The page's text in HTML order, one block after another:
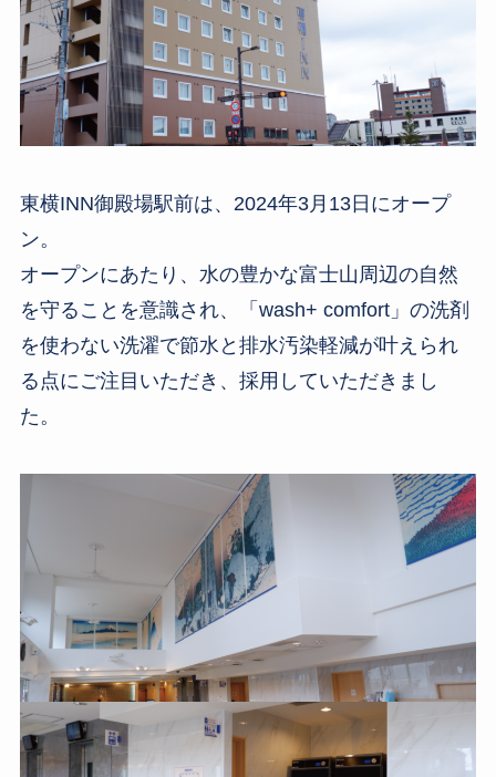
東横INN御殿場駅前は、2024年3月13日にオープ
ン。
オープンにあたり、水の豊かな富士山周辺の自然
を守ることを意識され、「wash+ comfort」の洗剤
を使わない洗濯で節水と排水汚染軽減が叶えられ
る点にご注目いただき、採用していただきまし
た。